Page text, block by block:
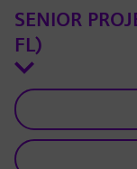
SENIOR
FL)